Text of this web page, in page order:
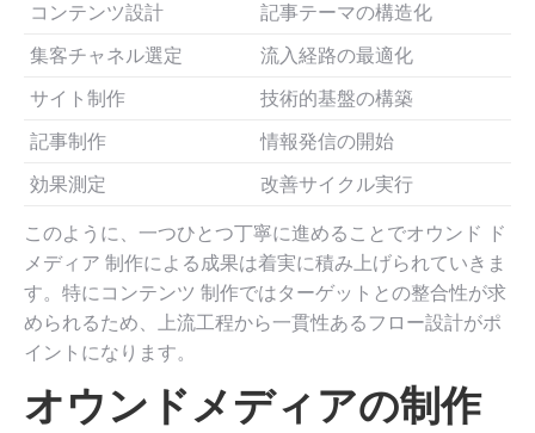
コンテンツ設計
記事テーマの構造化
集客チャネル選定
流入経路の最適化
サイト制作
技術的基盤の構築
記事制作
情報発信の開始
効果測定
改善サイクル実行
このように、一つひとつ丁寧に進めることでオウンド ド
メディア 制作による成果は着実に積み上げられていきま
す。特にコンテンツ 制作ではターゲットとの整合性が求
められるため、上流工程から一貫性あるフロー設計がポ
イントになります。
オウンドメディアの制作